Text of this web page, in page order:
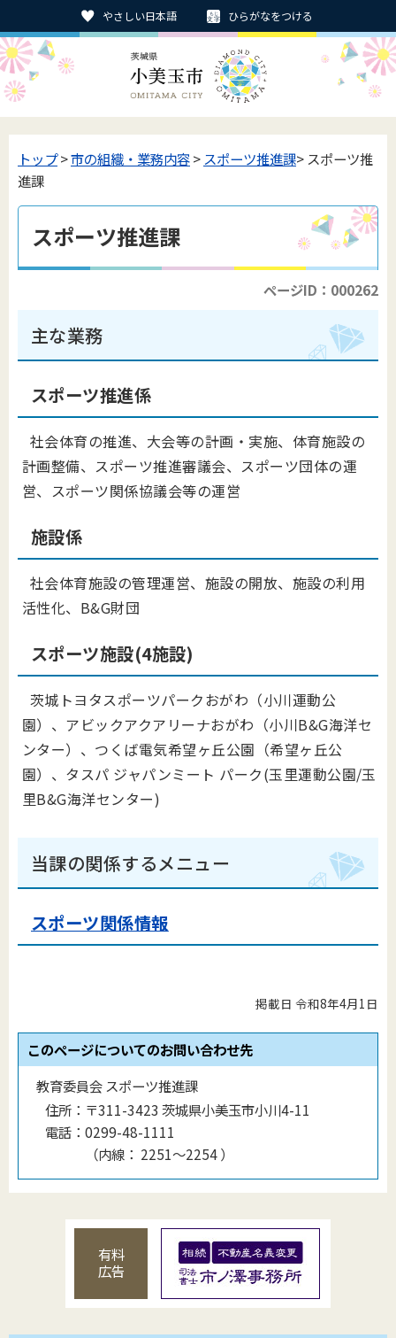
やさしい日本語 ひらがなをつける
トップ>市の組織・業務内容> スポーツ推進課> スポーツ推
進課
スポーツ推進課
ページID：000262
主な業務
スポーツ推進係
社会体育の推進、大会等の計画・実施、体育施設の
計画整備、スポーツ推進審議会、スポーツ団体の運
営、スポーツ関係協議会等の運営
施設係
社会体育施設の管理運営、施設の開放、施設の利用
活性化、B&G財団
スポーツ施設(4施設)
茨城トヨタスポーツパークおがわ（小川運動公
園）、アビックアクアリーナおがわ（小川B&G海洋セ
ンター）、つくば電気希望ヶ丘公園（希望ヶ丘公
園）、タスパ ジャパンミート パーク(玉里運動公園/玉
里B&G海洋センター)
当課の関係するメニュー
スポーツ関係情報
掲載日 令和8年4月1日
このページについてのお問い合わせ先
教育委員会 スポーツ推進課
住所： 〒311-3423 茨城県小美玉市小川4-11
電話： 0299-48-1111
（内線 ： 2251～2254）
有料
広告